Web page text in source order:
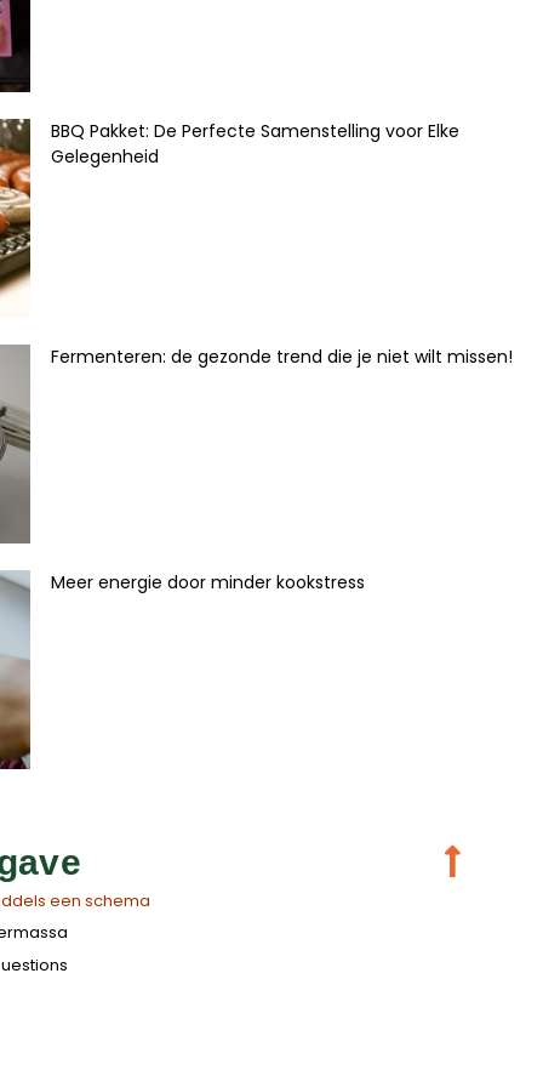
BBQ Pakket: De Perfecte Samenstelling voor Elke
Gelegenheid
Fermenteren: de gezonde trend die je niet wilt missen!
Meer energie door minder kookstress
een schema